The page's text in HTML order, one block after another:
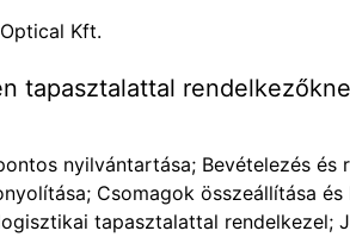
Optical Kft.
tapasztalattal
nyilvántartása; Bevételezés és
Csomagok összeállítása és
tapasztalattal rendelkezel;